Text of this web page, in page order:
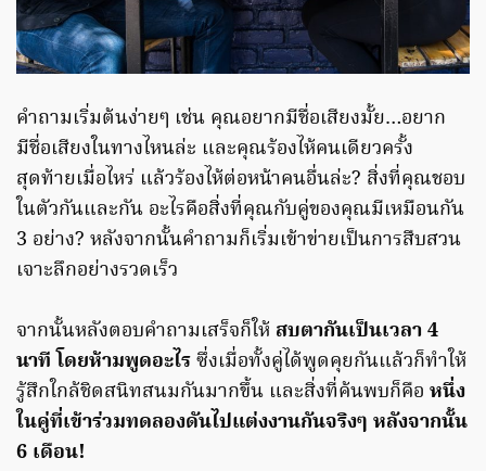
คำถามเริ่มต้นง่ายๆ เช่น คุณอยากมีชื่อเสียงมั้ย…อยาก
มีชื่อเสียงในทางไหนล่ะ และคุณร้องไห้คนเดียวครั้ง
สุดท้ายเมื่อไหร่ แล้วร้องไห้ต่อหน้าคนอื่นล่ะ? สิ่งที่คุณชอบ
ในตัวกันและกัน อะไรคือสิ่งที่คุณกับคู่ของคุณมีเหมือนกัน
3 อย่าง? หลังจากนั้นคำถามก็เริ่มเข้าข่ายเป็นการสืบสวน
เจาะลึกอย่างรวดเร็ว
จากนั้นหลังตอบคำถามเสร็จก็ให้ สบตากันเป็นเวลา 4
นาที โดยห้ามพูดอะไรซึ่งเมื่อทั้งคู่ได้พูดคุยกันแล้วก็ทำให้
รู้สึกใกล้ชิดสนิทสนมกันมากขึ้น และสิ่งที่ค้นพบก็คือ หนึ่ง
ในคู่ที่เข้าร่วมทดลองดันไปแต่งงานกันจริงๆ หลังจากนั้น
6 เดือน!